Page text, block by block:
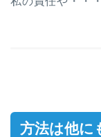
方法は他に